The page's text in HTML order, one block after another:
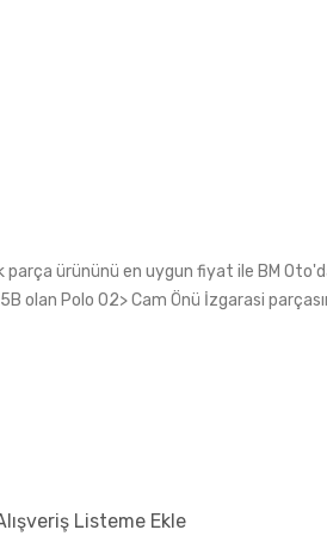
parça ürününü en uygun fiyat ile BM
olan Polo 02> Cam Önü İzgarasi
Listeme Ekle